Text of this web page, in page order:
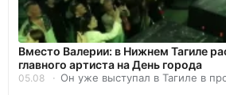
Вместо Валерии: в Нижнем Тагиле
главного артиста на День города
05.08 Он уже выступал в Тагиле в